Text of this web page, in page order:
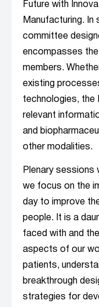
Future with
Manufacturing. In
committee
encompasses
members.
existing
technologies, the
relevant
and
other modalities.
Plenary sessions
we focus on the
day to improve
people. It is a
faced with and
aspects of our
patients,
breakthrough
strategies for